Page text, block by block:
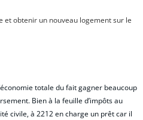
et obtenir un nouveau logement sur le
totale du fait gagner beaucoup
Bien à la feuille d’impôts au
civile, à 2212 en charge un prêt car il